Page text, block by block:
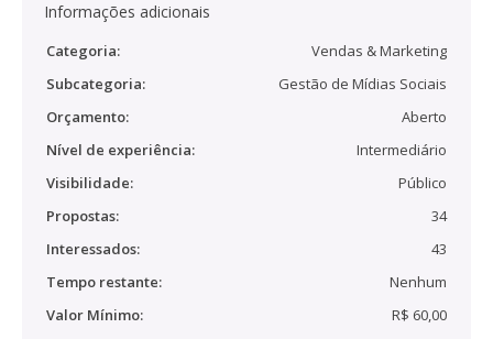
Informações adicionais
Categoria:
Vendas & Marketing
Subcategoria:
Gestão de Mídias Sociais
Orçamento:
Aberto
Nível de experiência:
Intermediário
Visibilidade:
Público
Propostas:
34
Interessados:
43
Tempo restante:
Nenhum
Valor Mínimo:
R$ 60,00